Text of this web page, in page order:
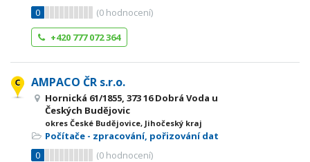
0
(0 hodnocení)
+420 777 072 364
AMPACO ČR s.r.o.
Hornická 61/1855, 373 16 Dobrá Voda u
Českých Budějovic
okres České Budějovice, Jihočeský kraj
Počítače - zpracování, pořizování dat
0
(0 hodnocení)